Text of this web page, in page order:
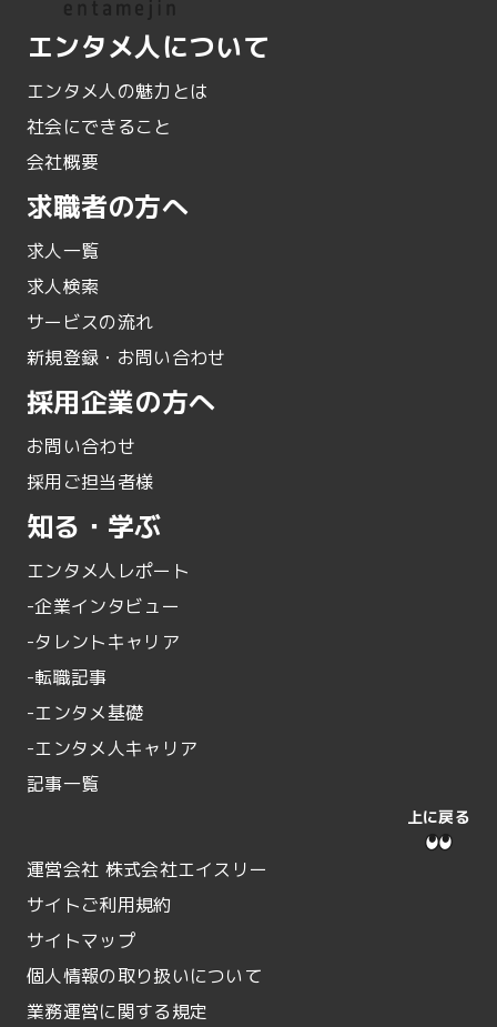
エンタメ人について
エンタメ人の魅力とは
社会にできること
会社概要
求職者の方へ
求人一覧
求人検索
サービスの流れ
新規登録・お問い合わせ
採用企業の方へ
お問い合わせ
採用ご担当者様
知る・学ぶ
エンタメ人レポート
-企業インタビュー
-タレントキャリア
-転職記事
-エンタメ基礎
-エンタメ人キャリア
記事一覧
上に戻る
運営会社 株式会社エイスリー
サイトご利用規約
サイトマップ
個人情報の取り扱いについて
業務運営に関する規定